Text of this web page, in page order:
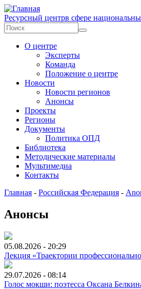
Перейти к основному содержанию
Ресурсный центрв сфере
О центре
Эксперты
Команда
Положение о центре
Новости
Новости регионов
Анонсы
Проекты
Регионы
Документы
Политика ОПД
Библиотека
Методические материалы
Мультимедиа
Контакты
Главная - Российская Федерация -
Анонсы
05.08.2026 - 20:29
Лекция «Траектории
29.07.2026 - 08:14
Голос мокши: поэтесса Оксана